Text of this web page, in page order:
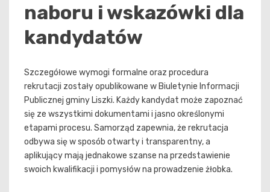
naboru i wskazówki dla
kandydatów
Szczegółowe wymogi formalne oraz procedura
rekrutacji zostały opublikowane w Biuletynie Informacji
Publicznej gminy Liszki. Każdy kandydat może zapoznać
się ze wszystkimi dokumentami i jasno określonymi
etapami procesu. Samorząd zapewnia, że rekrutacja
odbywa się w sposób otwarty i transparentny, a
aplikujący mają jednakowe szanse na przedstawienie
swoich kwalifikacji i pomysłów na prowadzenie żłobka.